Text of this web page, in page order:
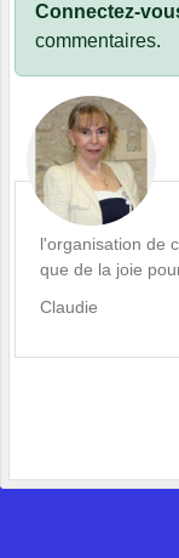
Connectez-
commentaires.
l'organisation de
que de la joie
Claudie